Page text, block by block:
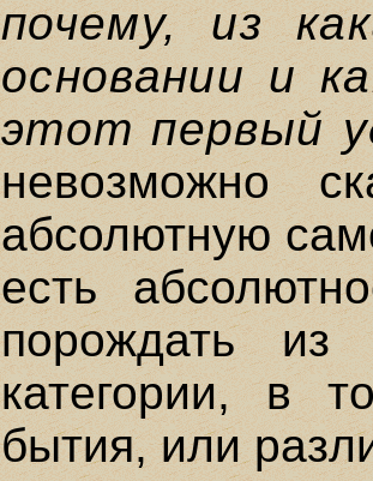
почему, из
основании и
этот первый
невозможно
абсолютную
есть
порождать
категории, в
бытия, или